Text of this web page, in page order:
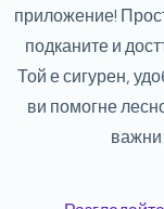
приложение!
подканите и
Той е сигурен,
ви помогне
важни